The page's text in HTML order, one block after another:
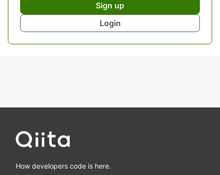
Sign up
Login
How developers code is here.